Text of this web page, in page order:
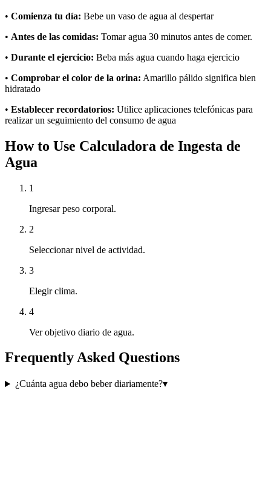
• Comienza tu día: Bebe un vaso de agua al despertar
• Antes de las comidas: Tomar agua 30 minutos antes de comer.
• Durante el ejercicio: Beba más agua cuando haga ejercicio
• Comprobar el color de la orina: Amarillo pálido significa bien
hidratado
• Establecer recordatorios: Utilice aplicaciones telefónicas para
realizar un seguimiento del consumo de agua
How to Use Calculadora de Ingesta de
Agua
1
Ingresar peso corporal.
2
Seleccionar nivel de actividad.
3
Elegir clima.
4
Ver objetivo diario de agua.
Frequently Asked Questions
¿Cuánta agua debo beber diariamente?▾